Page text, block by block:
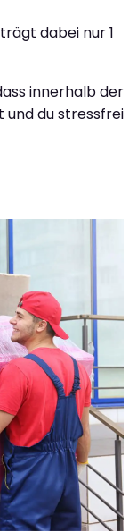
dabei nur 1
innerhalb der
und du stressfrei